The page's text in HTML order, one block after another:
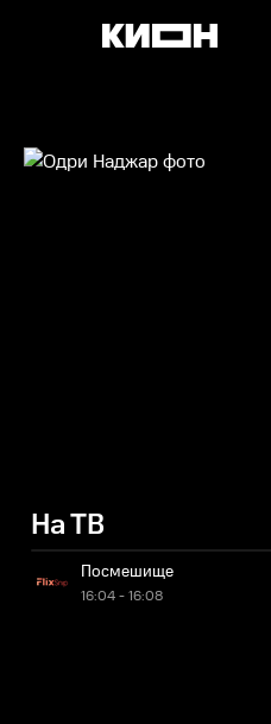
На ТВ
Посмешище
16:04 - 16:08